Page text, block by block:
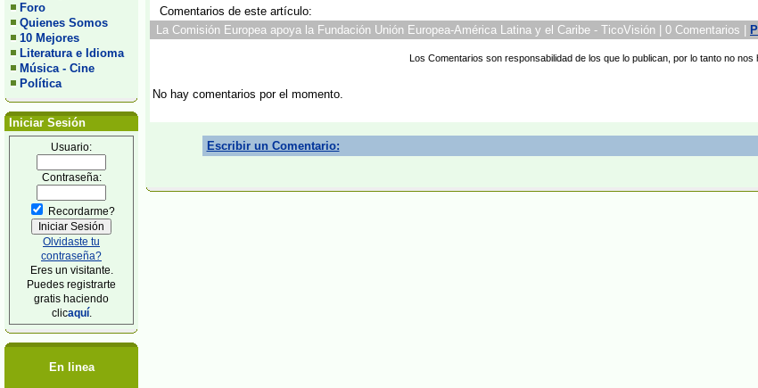
Foro
Quienes Somos
10 Mejores
Literatura e Idioma
Música - Cine
Política
Iniciar Sesión
Usuario:
Contraseña:
Recordarme?
Olvidaste tu
contraseña?
Eres un visitante.
Puedes registrarte
gratis haciendo
clicaquí.
En linea
Comentarios de este artículo:
La Comisión Europea apoya la Fundación Unión Europea-América Latina y el Caribe - TicoVisión | 0 Comentarios |
Los Comentarios son responsabilidad de los que lo publican, por lo tanto no
No hay comentarios por el momento.
Escribir un Comentario: